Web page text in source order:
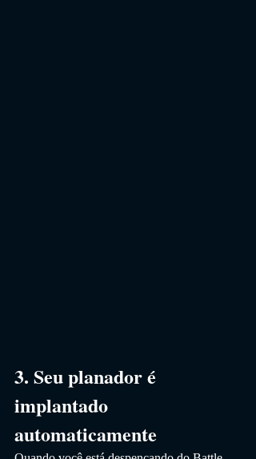
3. Seu planador é
implantado
automaticamente